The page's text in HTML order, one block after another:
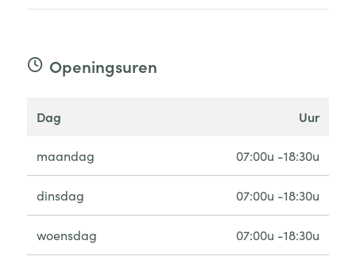
Openingsuren
dag uur
maandag 07:00u -18:30u
dinsdag 07:00u -18:30u
woensdag 07:00u -18:30u